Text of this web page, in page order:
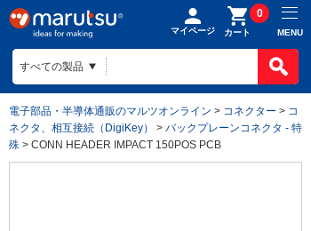
マイページ カート
0
MENU
電子部品・半導体通販のマルツオンライン > コネクター > コ
ネクタ、相互接続（DigiKey）
> バックプレーンコネクタ - 特
殊 > CONN HEADER IMPACT 150POS PCB